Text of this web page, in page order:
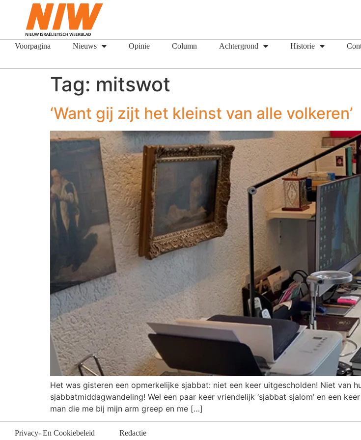
Voorpagina Nieuws Opinie Column Achtergrond Historie
Tag: mitswot
‘Want gij zijt het kleinst van alle volkeren’
Het was gisteren een opmerkelijke sjabbat: niet een keer uitgescholden! Niet van
sjabbatmiddagwandeling! Wel een paar keer vriendelijk ‘sjabbat sjalom’ en een
man die me bij mijn arm greep en me […]
Privacy- En Cookiebeleid Redactie